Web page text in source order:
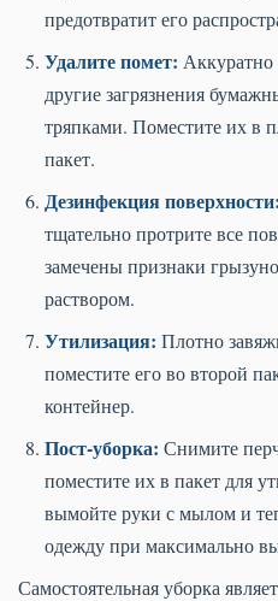
предотвратит его
Удалите помет:
другие загрязнения
тряпками. Поместите их в
пакет.
Дезинфекция поверхности:
тщательно протрите все
замечены признаки
раствором.
Утилизация: Плотно
поместите его во второй
контейнер.
Пост-уборка: Снимите
поместите их в пакет для
вымойте руки с мылом и
одежду при максимально
Самостоятельная уборка